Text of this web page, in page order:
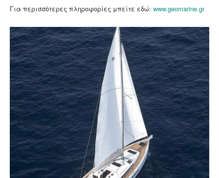
Για περισσότερες πληροφορίες μπείτε εδώ: www.geomarine.gr